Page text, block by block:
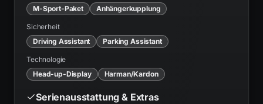
M-Sport-Paket
Anhängerkupplung
Sicherheit
Driving Assistant
Parking Assistant
Technologie
Head-up-Display
Harman/Kardon
Serienausstattung & Extras